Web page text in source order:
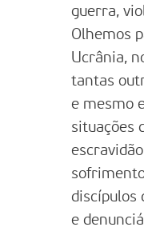
guerra,
Olhemos
Ucrânia,
tantas
e mesmo
situações
discípulos
e